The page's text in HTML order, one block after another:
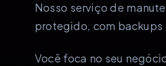
Nosso serviço de
protegido, com backups
Você foca no seu